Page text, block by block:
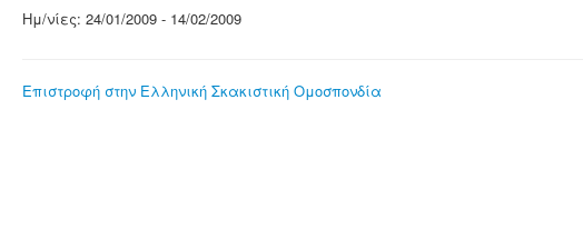
Ημ/νίες: 24/01/2009 - 14/02/2009
Επιστροφή στην Ελληνική Σκακιστική Ομοσπονδία